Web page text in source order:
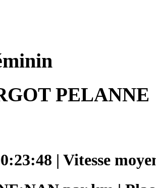
PELANNE
| Vitesse